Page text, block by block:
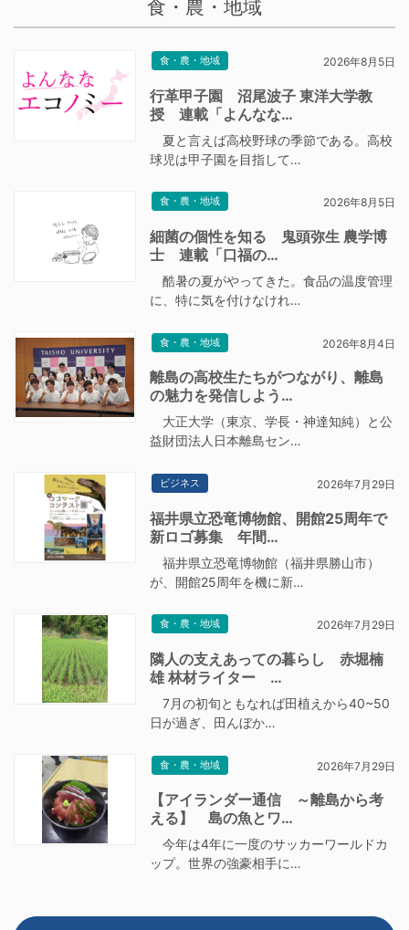
食・農・地域
食・農・地域 2026年8月5日
行革甲子園 沼尾波子 東洋大学教
授 連載「よんなな…
夏と言えば高校野球の季節である。高校
球児は甲子園を目指して…
食・農・地域 2026年8月5日
細菌の個性を知る 鬼頭弥生 農学博
士 連載「口福の…
酷暑の夏がやってきた。食品の温度管理
に、特に気を付けなけれ…
食・農・地域 2026年8月4日
離島の高校生たちがつながり、離島
の魅力を発信しよう…
大正大学（東京、学長・神達知純）と公
益財団法人日本離島セン…
ビジネス 2026年7月29日
福井県立恐竜博物館、開館25周年で
新ロゴ募集 年間…
福井県立恐竜博物館（福井県勝山市）
が、開館25周年を機に新…
食・農・地域 2026年7月29日
隣人の支えあっての暮らし 赤堀楠
雄 林材ライター …
7月の初旬ともなれば田植えから40~50
日が過ぎ、田んぼか…
食・農・地域 2026年7月29日
【アイランダー通信 ～離島から考
える】 島の魚とワ…
今年は4年に一度のサッカーワールドカ
ップ。世界の強豪相手に…